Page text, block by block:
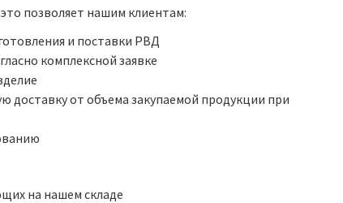
позволяет нашим клиентам:
и поставки РВД
комплексной заявке
доставку от объема закупаемой продукции при
на нашем складе